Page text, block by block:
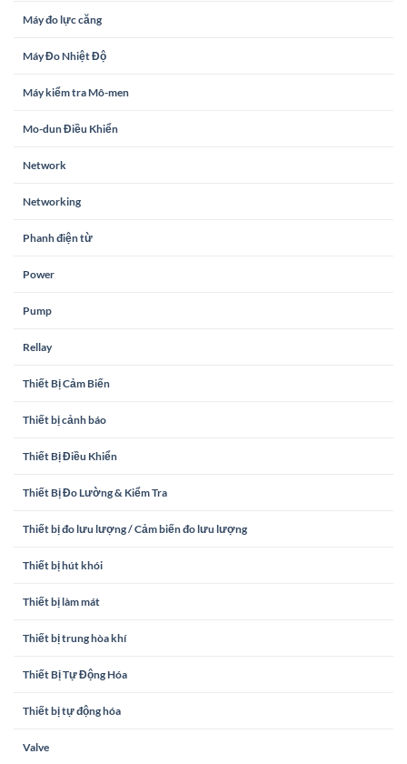
Máy đo lực căng
Máy Đo Nhiệt Độ
Máy kiểm tra Mô-men
Mo-dun Điều Khiển
Network
Networking
Phanh điện từ
Power
Pump
Rellay
Thiết Bị Cảm Biến
Thiết bị cảnh báo
Thiết Bị Điều Khiển
Thiết Bị Đo Lường & Kiểm Tra
Thiết bị đo lưu lượng / Cảm biến đo lưu lượng
Thiết bị hút khói
Thiết bị làm mát
Thiết bị trung hòa khí
Thiết Bị Tự Động Hóa
Thiết bị tự động hóa
Valve